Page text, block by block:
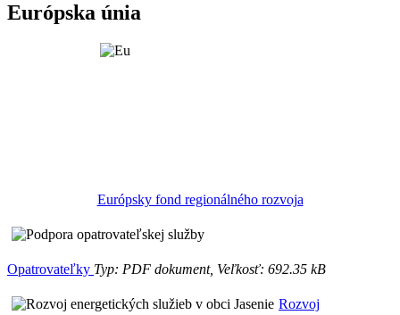
Európska únia
Európsky fond regionálného rozvoja
Opatrovateľky Typ: PDF dokument, Veľkosť: 692.35 kB
Rozvoj